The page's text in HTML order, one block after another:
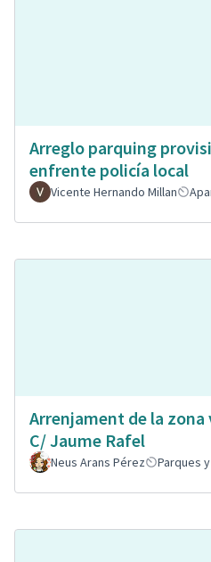
Arreglo parquing
enfrente policía local
Vicente Hernando Millan
Arrenjament de la zona
C/ Jaume Rafel
Neus Arans Pérez Parques